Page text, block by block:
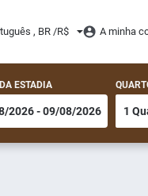
, BR /R$ A minha
ESTADIA